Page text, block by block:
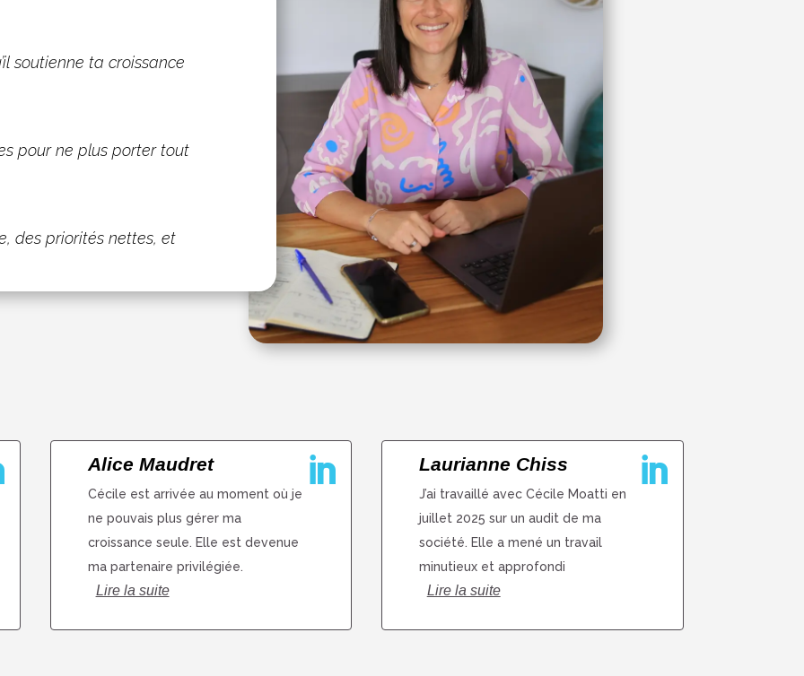
soutienne ta croissance
pour ne plus porter tout
des priorités nettes, et

Alice Maudret
Cécile est arrivée au moment où je
ne pouvais plus gérer ma
croissance seule. Elle est devenue
ma partenaire privilégiée.
Lire la suite

Laurianne Chiss
J’ai travaillé avec Cécile Moatti en
juillet 2025 sur un audit de ma
société. Elle a mené un travail
minutieux et approfondi
Lire la suite